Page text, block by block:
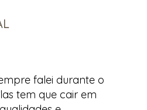
falei durante o
tem que cair em